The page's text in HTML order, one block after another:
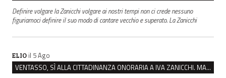
Definire volgare la Zanicchi volgare ai nostri tempi non ci crede nessuno
figuriamoci definire il suo modo di cantare vecchio e superato. La Zanicchi
ELIO il 5 Ago
VENTASSO, SÌ ALLA CITTADINANZA ONORARIA A IVA ZANICCHI. MA BARGIACCHI: “È DI PESSIMO GUSTO”